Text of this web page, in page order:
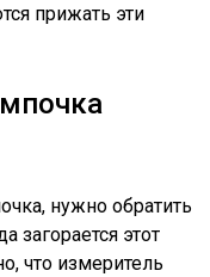
прижать эти
нужно обратить
загорается этот
что измеритель